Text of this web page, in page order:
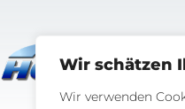
Wir schätzen
Wir verwenden